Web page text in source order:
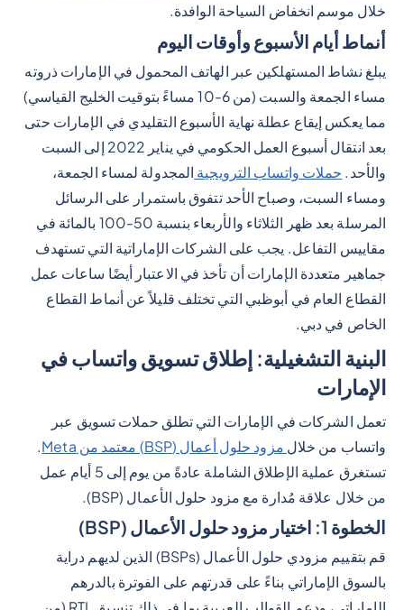
خلال موسم انخفاض السياحة الوافدة.
أنماط أيام الأسبوع وأوقات اليوم
يبلغ نشاط المستهلكين عبر الهاتف المحمول في الإمارات ذروته
مساء الجمعة والسبت (من 6-10 مساءً بتوقيت الخليج القياسي)
مما يعكس إيقاع عطلة نهاية الأسبوع التقليدي في الإمارات حتى
بعد انتقال أسبوع العمل الحكومي في يناير 2022 إلى السبت
والأحد. حملات واتساب الترويجية المجدولة لمساء الجمعة،
ومساء السبت، وصباح الأحد تتفوق باستمرار على الرسائل
المرسلة بعد ظهر الثلاثاء والأربعاء بنسبة 50-100 بالمائة في
مقاييس التفاعل. يجب على الشركات الإماراتية التي تستهدف
جماهير متعددة الإمارات أن تأخذ في الاعتبار أيضًا ساعات عمل
القطاع العام في أبوظبي التي تختلف قليلاً عن أنماط القطاع
الخاص في دبي.
البنية التشغيلية: إطلاق تسويق واتساب في
الإمارات
تعمل الشركات في الإمارات التي تطلق حملات تسويق عبر
واتساب من خلال مزود حلول أعمال (BSP) معتمد من Meta
.
تستغرق عملية الإطلاق الشاملة عادةً من يوم إلى 5 أيام عمل
من خلال علاقة مُدارة مع مزود حلول الأعمال (BSP).
الخطوة 1: اختيار مزود حلول الأعمال (BSP)
قم بتقييم مزودي حلول الأعمال (BSPs) الذين لديهم دراية
بالسوق الإماراتي بناءً على قدرتهم على الفوترة بالدرهم